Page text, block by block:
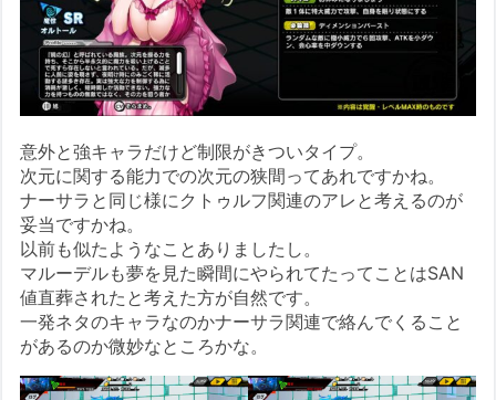
意外と強キャラだけど制限がきついタイプ。
次元に関する能力での次元の狭間ってあれですかね。
ナーサラと同じ様にクトゥルフ関連のアレと考えるのが
妥当ですかね。
以前も似たようなことありましたし。
マルーデルも夢を見た瞬間にやられてたってことはSAN
値直葬されたと考えた方が自然です。
一発ネタのキャラなのかナーサラ関連で絡んでくること
があるのか微妙なところかな。